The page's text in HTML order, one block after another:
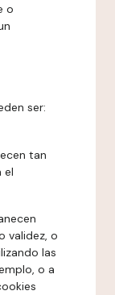
o
ser:
tan
el
validez, o
las
o a